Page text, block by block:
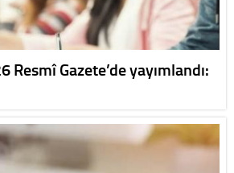
Resmî Gazete’de yayımlandı: